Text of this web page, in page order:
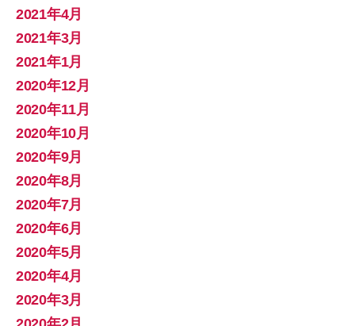
2021年4月
2021年3月
2021年1月
2020年12月
2020年11月
2020年10月
2020年9月
2020年8月
2020年7月
2020年6月
2020年5月
2020年4月
2020年3月